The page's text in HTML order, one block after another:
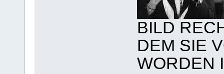
BILD
DEM SIE
WORDEN